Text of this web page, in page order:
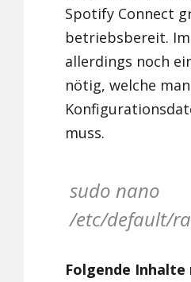
Spotify Connect
betriebsbereit.
allerdings noch
nötig, welche
muss.
sudo nano
/etc/default/
Folgende Inhalte